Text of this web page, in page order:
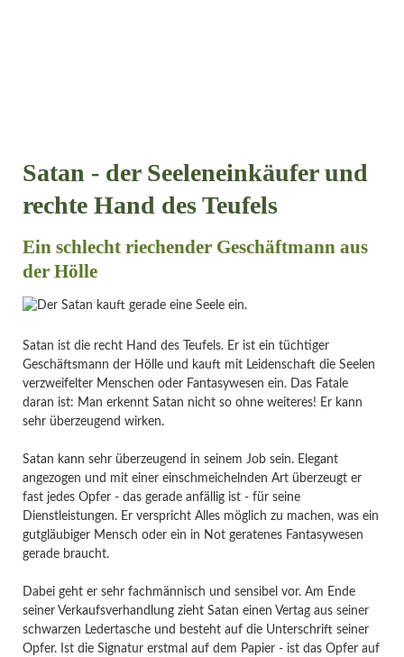
Satan - der Seeleneinkäufer und
rechte Hand des Teufels
Ein schlecht riechender Geschäftmann aus
der Hölle
Satan ist die recht Hand des Teufels. Er ist ein tüchtiger
Geschäftsmann der Hölle und kauft mit Leidenschaft die Seelen
verzweifelter Menschen oder Fantasywesen ein. Das Fatale
daran ist: Man erkennt Satan nicht so ohne weiteres! Er kann
sehr überzeugend wirken.
Satan kann sehr überzeugend in seinem Job sein. Elegant
angezogen und mit einer einschmeichelnden Art überzeugt er
fast jedes Opfer - das gerade anfällig ist - für seine
Dienstleistungen. Er verspricht Alles möglich zu machen, was ein
gutgläubiger Mensch oder ein in Not geratenes Fantasywesen
gerade braucht.
Dabei geht er sehr fachmännisch und sensibel vor. Am Ende
seiner Verkaufsverhandlung zieht Satan einen Vertag aus seiner
schwarzen Ledertasche und besteht auf die Unterschrift seiner
Opfer. Ist die Signatur erstmal auf dem Papier - ist das Opfer auf